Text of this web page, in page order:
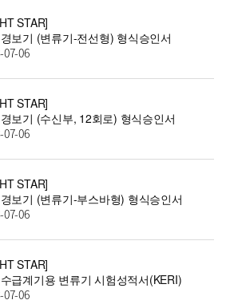
STAR]
보기 (변류기-전선형) 형식승인서
07-06
STAR]
보기 (수신부, 12회로) 형식승인서
07-06
STAR]
보기 (변류기-부스바형) 형식승인서
07-06
STAR]
급계기용 변류기 시험성적서(KERI)
07-06